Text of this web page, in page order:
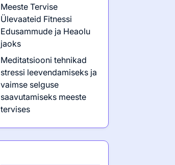
Meeste Tervise
Ülevaateid Fitnessi
Edusammude ja Heaolu
jaoks
Meditatsiooni tehnikad
stressi leevendamiseks ja
vaimse selguse
saavutamiseks meeste
tervises